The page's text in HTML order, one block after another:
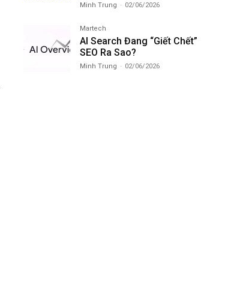
Minh Trung - 02/06/2026
Martech
AI Search Đang “Giết Chết”
SEO Ra Sao?
Minh Trung - 02/06/2026